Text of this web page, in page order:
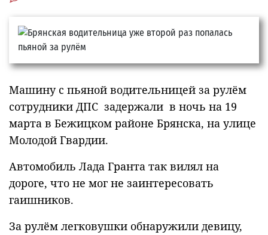
Машину с пьяной водительницей за рулём
сотрудники ДПС задержали в ночь на 19
марта в Бежицком районе Брянска, на улице
Молодой Гвардии.
Автомобиль Лада Гранта так вилял на
дороге, что не мог не заинтересовать
гаишников.
За рулём легковушки обнаружили девицу,